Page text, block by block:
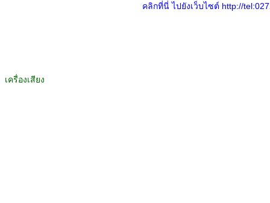
คลิกที่นี่ ไปยังเว็บไซต์ http://
เครื่องเสียง